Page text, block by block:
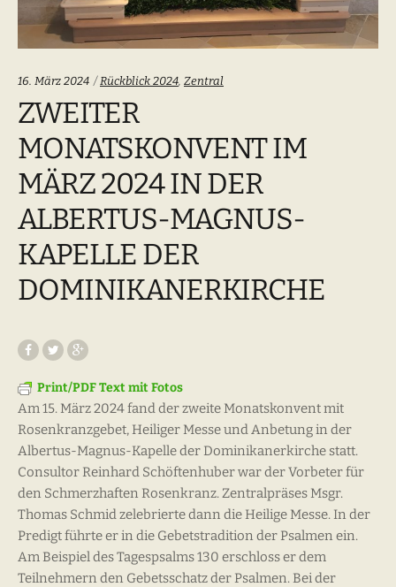
16. März 2024 Categories:
Rückblick 2024 Zentral
ZWEITER
MONATSKONVENT IM
MÄRZ 2024 IN DER
ALBERTUS-MAGNUS-
KAPELLE DER
DOMINIKANERKIRCHE
Print/PDF Text mit Fotos
Am 15. März 2024 fand der zweite Monatskonvent mit
Rosenkranzgebet, Heiliger Messe und Anbetung in der
Albertus-Magnus-Kapelle der Dominikanerkirche statt.
Consultor Reinhard Schöftenhuber war der Vorbeter für
den Schmerzhaften Rosenkranz. Zentralpräses Msgr.
Thomas Schmid zelebrierte dann die Heilige Messe. In der
Predigt führte er in die Gebetstradition der Psalmen ein.
Am Beispiel des Tagespsalms 130 erschloss er dem
Teilnehmern den Gebetsschatz der Psalmen. Bei der